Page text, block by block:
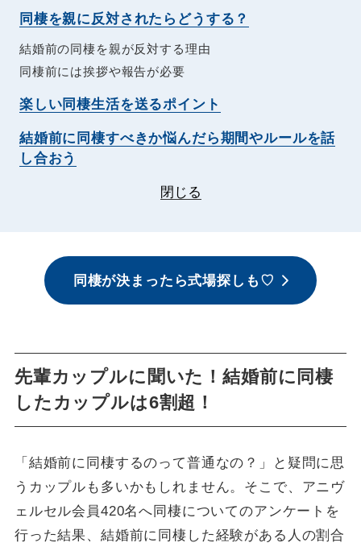
同棲を親に反対されたらどうする？
結婚前の同棲を親が反対する理由
同棲前には挨拶や報告が必要
楽しい同棲生活を送るポイント
結婚前に同棲すべきか悩んだら期間やルールを話
し合おう
閉じる
同棲が決まったら式場探しも♡
先輩カップルに聞いた！結婚前に同棲
したカップルは6割超！
「結婚前に同棲するのって普通なの？」と疑問に思
うカップルも多いかもしれません。そこで、アニヴ
ェルセル会員420名へ同棲についてのアンケートを
行った結果、結婚前に同棲した経験がある人の割合